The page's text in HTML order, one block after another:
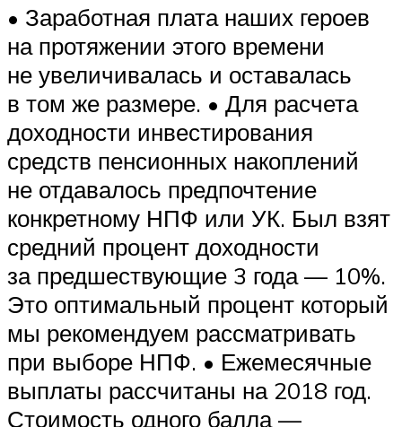
• Заработная плата наших героев
на протяжении этого времени
не увеличивалась и оставалась
в том же размере. • Для расчета
доходности инвестирования
средств пенсионных накоплений
не отдавалось предпочтение
конкретному НПФ или УК. Был взят
средний процент доходности
за предшествующие 3 года — 10%.
Это оптимальный процент который
мы рекомендуем рассматривать
при выборе НПФ. • Ежемесячные
выплаты рассчитаны на 2018 год.
Стоимость одного балла —